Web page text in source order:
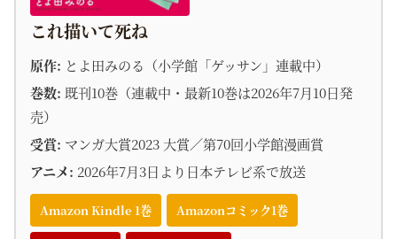
これ描いて死ね
原作: とよ田みのる（小学館「ゲッサン」連載中）
巻数: 既刊10巻（連載中・最新10巻は2026年7月10日発
売）
受賞: マンガ大賞2023 大賞／第70回小学館漫画賞
アニメ: 2026年7月3日より日本テレビ系で放送
Amazon Kindle 1巻 Amazonコミック1巻